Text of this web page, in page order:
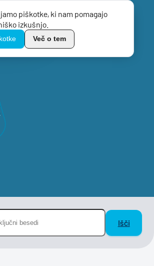
piškotke, ki nam pomagajo
izkušnjo.
Več o tem
Menu
Išči